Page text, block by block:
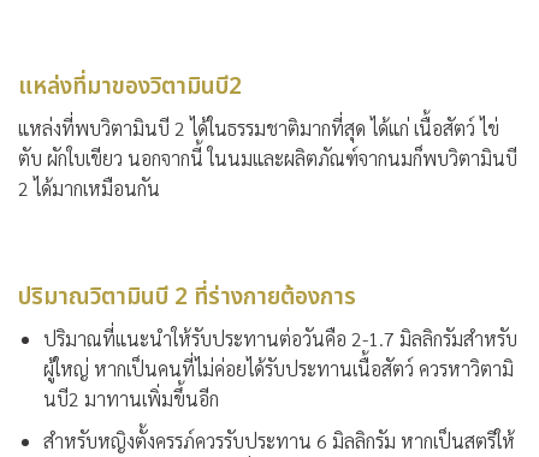
แหล่งที่มาของวิตามินบี2
แหล่งที่พบวิตามินบี 2 ได้ในธรรมชาติมากที่สุด ได้แก่ เนื้อสัตว์ ไข่
ตับ ผักใบเขียว นอกจากนี้ ในนมและผลิตภัณฑ์จากนมก็พบวิตามินบี
2 ได้มากเหมือนกัน
ปริมาณวิตามินบี 2 ที่ร่างกายต้องการ
ปริมาณที่แนะนำให้รับประทานต่อวันคือ 2-1.7 มิลลิกรัมสำหรับ
ผู้ใหญ่ หากเป็นคนที่ไม่ค่อยได้รับประทานเนื้อสัตว์ ควรหาวิตามิ
นบี2 มาทานเพิ่มขึ้นอีก
สำหรับหญิงตั้งครรภ์ควรรับประทาน 6 มิลลิกรัม หากเป็นสตรีให้